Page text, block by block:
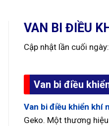
VAN BI ĐIỀU
Cập nhật lần cuối
Van bi điều
Van bi điều khiển khí
Geko. Một thương